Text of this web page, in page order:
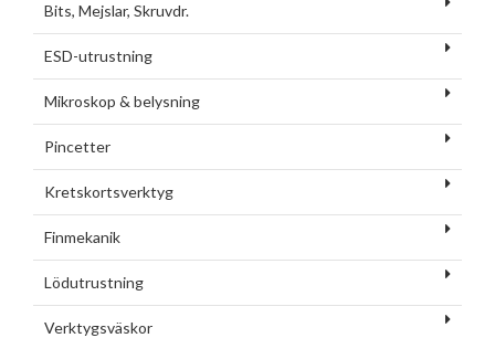
Bits, Mejslar, Skruvdr.
ESD-utrustning
Mikroskop & belysning
Pincetter
Kretskortsverktyg
Finmekanik
Lödutrustning
Verktygsväskor